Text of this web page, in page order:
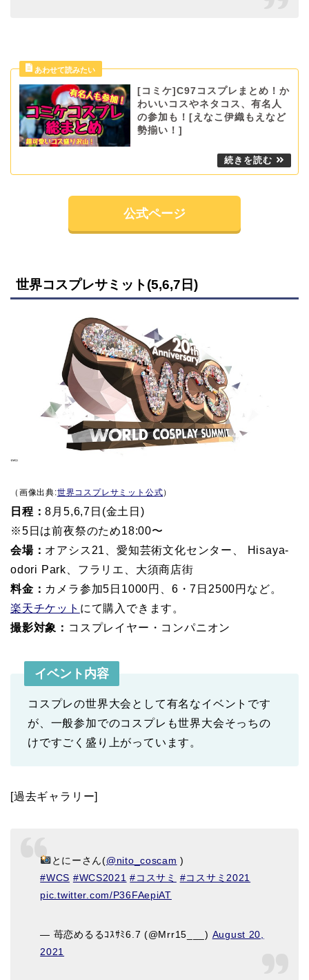
[コミケ]C97コスプレまとめ！か
わいいコスやネタコス、有名人
の参加も！[えなこ伊織もえなど
勢揃い！]
公式ページ
世界コスプレサミット(5,6,7日)
（画像出典:世界コスプレサミット公式）
日程：8月5,6,7日(金土日)
※5日は前夜祭のため18:00〜
会場： オアシス21、愛知芸術文化センター、 Hisaya-
odori Park、フラリエ、大須商店街
料金： カメラ参加5日1000円、6・7日2500円など。
楽天チケット にて購入できます。
撮影対象： コスプレイヤー・コンパニオン
イベント内容
コスプレの世界大会として有名なイベントです
が、一般参加でのコスプレも世界大会そっちの
けですごく盛り上がっています。
[過去ギャラリー]
とにーさん(@nito_coscam )
#WCS #WCS2021 #コスサミ
#コスサミ2021
pic.twitter.com/P36FAepiAT
— 苺恋めるるｺｽｻﾐ6.7 (@Mrr15___) August 20,
2021